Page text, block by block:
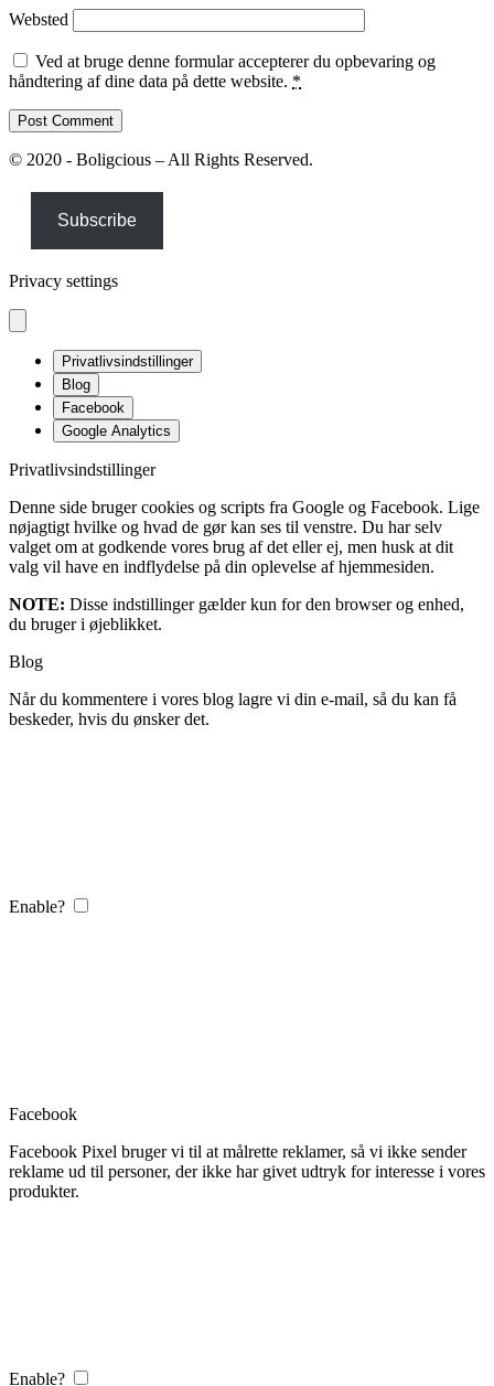
Websted
Ved at bruge denne formular accepterer du opbevaring og
håndtering af dine data på dette website. *
© 2020 - Boligcious – All Rights Reserved.
Subscribe
Privacy settings
Privatlivsindstillinger
Blog
Facebook
Google Analytics
Privatlivsindstillinger
Denne side bruger cookies og scripts fra Google og Facebook. Lige
nøjagtigt hvilke og hvad de gør kan ses til venstre. Du har selv
valget om at godkende vores brug af det eller ej, men husk at dit
valg vil have en indflydelse på din oplevelse af hjemmesiden.
NOTE: Disse indstillinger gælder kun for den browser og enhed,
du bruger i øjeblikket.
Blog
Når du kommentere i vores blog lagre vi din e-mail, så du kan få
beskeder, hvis du ønsker det.
Enable?
Facebook
Facebook Pixel bruger vi til at målrette reklamer, så vi ikke sender
reklame ud til personer, der ikke har givet udtryk for interesse i vores
produkter.
Enable?